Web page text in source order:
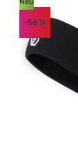
-56 %